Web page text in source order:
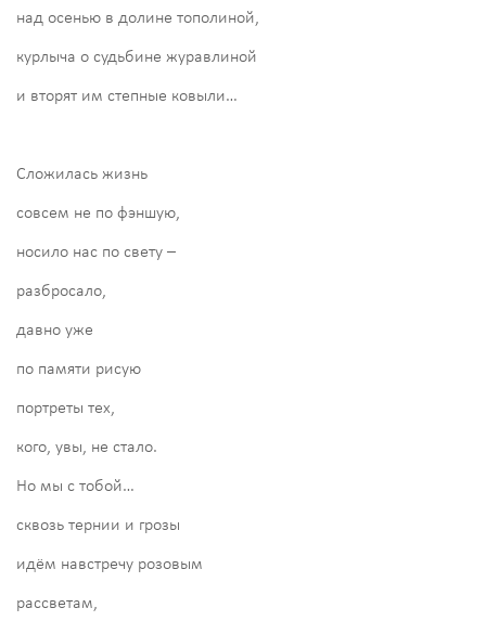
над осенью в долине тополиной,
курлыча о судьбине журавлиной
и вторят им степные ковыли…
Сложилась жизнь
совсем не по фэншую,
носило нас по свету –
разбросало,
давно уже
по памяти рисую
портреты тех,
кого, увы, не стало.
Но мы с тобой…
сквозь тернии и грозы
идём навстречу розовым
рассветам,